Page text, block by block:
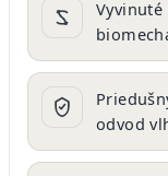
odvod